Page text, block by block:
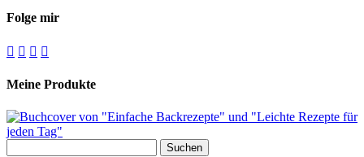
Folge mir
   
Meine Produkte